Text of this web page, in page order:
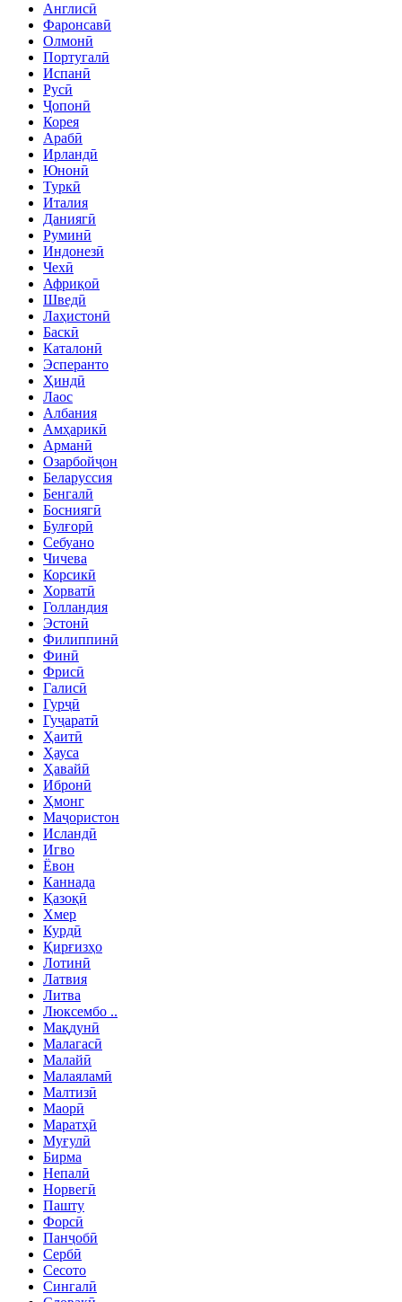
Англисӣ
Фаронсавӣ
Олмонӣ
Португалӣ
Испанӣ
Русӣ
Ҷопонӣ
Корея
Арабӣ
Ирландӣ
Юнонӣ
Туркӣ
Италия
Даниягӣ
Руминӣ
Индонезӣ
Чехӣ
Африқоӣ
Шведӣ
Лаҳистонӣ
Баскӣ
Каталонӣ
Эсперанто
Ҳиндӣ
Лаос
Албания
Амҳарикӣ
Арманӣ
Озарбойҷон
Беларуссия
Бенгалӣ
Босниягӣ
Булғорӣ
Себуано
Чичева
Корсикӣ
Хорватӣ
Голландия
Эстонӣ
Филиппинӣ
Финӣ
Фрисӣ
Галисӣ
Гурҷӣ
Гуҷаратӣ
Ҳаитӣ
Ҳауса
Ҳавайӣ
Ибронӣ
Ҳмонг
Маҷористон
Исландӣ
Игво
Ёвон
Каннада
Қазоқӣ
Хмер
Курдӣ
Қирғизҳо
Лотинӣ
Латвия
Литва
Люксембо ..
Мақдунӣ
Малагасӣ
Малайӣ
Малаяламӣ
Малтизӣ
Маорӣ
Маратҳӣ
Муғулӣ
Бирма
Непалӣ
Норвегӣ
Пашту
Форсӣ
Панҷобӣ
Сербӣ
Сесото
Сингалӣ